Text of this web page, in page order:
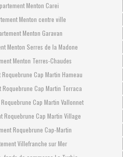
Menton Carei
Menton centre ville
Menton Garavan
Menton Serres de la Madone
Menton Terres-Chaudes
Cap Martin Hameau
Cap Martin Torraca
Cap Martin Vallonnet
Roquebrune Cap Martin Village
Roquebrune Cap-Martin
Villefranche sur Mer